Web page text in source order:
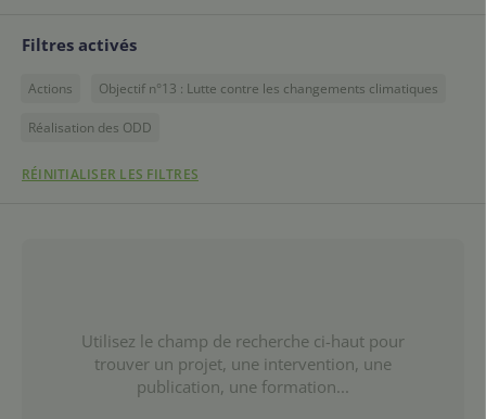
Filtres activés
Actions Objectif n°13 : Lutte contre les changements climatiques
Réalisation des ODD
RÉINITIALISER LES FILTRES
Utilisez le champ de recherche ci-haut pour
trouver un projet, une intervention, une
publication, une formation...